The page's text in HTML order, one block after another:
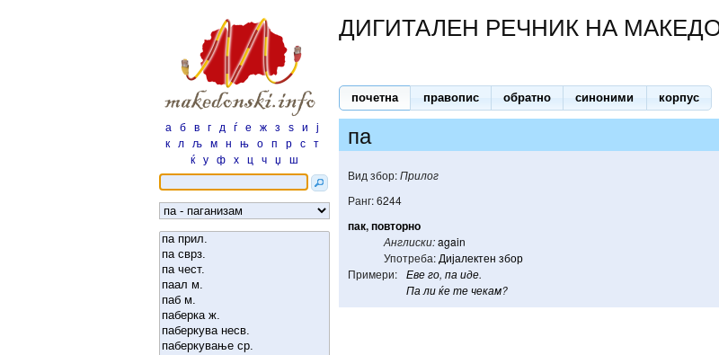
ДИГИТАЛЕН РЕЧНИК НА
почетна правопис обратно синоними корпус
а б в г д ѓ е ж з ѕ и ј
к
л љ м н њ о п р с т
ќ у ф х ц ч џ ш
па
Вид збор:Прилог
Ранг: 6244
пак,повторно
Англиски:again
Употреба: Дијалектен збор
Примери: Евего, па иде.
Па лиќетечекам?